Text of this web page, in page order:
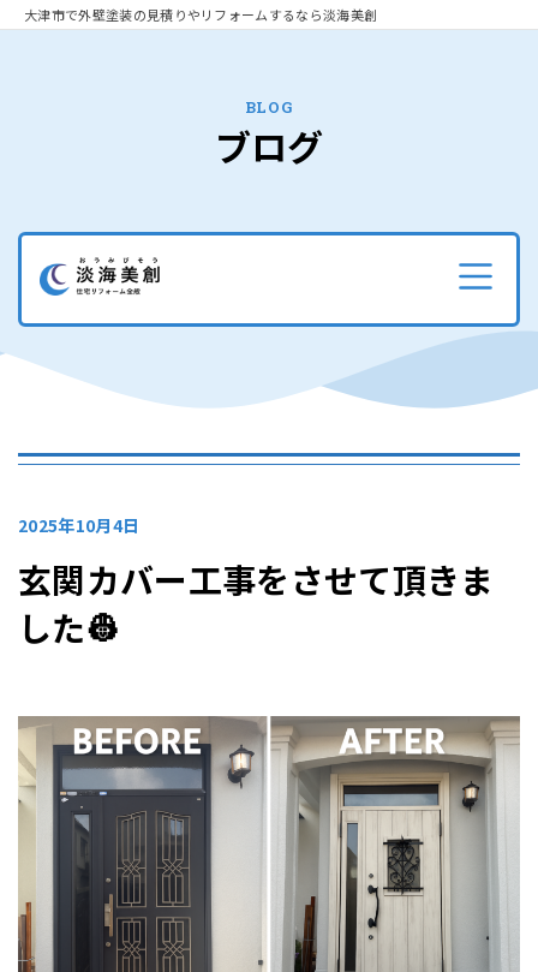
大津市で外壁塗装の見積りやリフォームするなら淡海美創
BLOG
ブログ
2025年10月4日
玄関カバー工事をさせて頂きま
した👷